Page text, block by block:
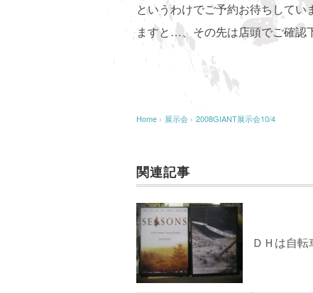
というわけでご予約お待ちして
ますと…、その先は店頭でご確認
Home › 展示会 › 2008GIANT展示会10/4
関連記事
ＤＨは自転